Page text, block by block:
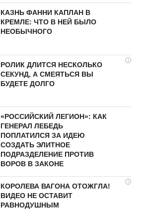
КАЗНЬ ФАННИ КАПЛАН В
КРЕМЛЕ: ЧТО В НЕЙ БЫЛО
НЕОБЫЧНОГО
i
РОЛИК ДЛИТСЯ НЕСКОЛЬКО
СЕКУНД, А СМЕЯТЬСЯ ВЫ
БУДЕТЕ ДОЛГО
«РОССИЙСКИЙ ЛЕГИОН»: КАК
ГЕНЕРАЛ ЛЕБЕДЬ
ПОПЛАТИЛСЯ ЗА ИДЕЮ
СОЗДАТЬ ЭЛИТНОЕ
ПОДРАЗДЕЛЕНИЕ ПРОТИВ
ВОРОВ В ЗАКОНЕ
i
КОРОЛЕВА ВАГОНА ОТОЖГЛА!
ВИДЕО НЕ ОСТАВИТ
РАВНОДУШНЫМ